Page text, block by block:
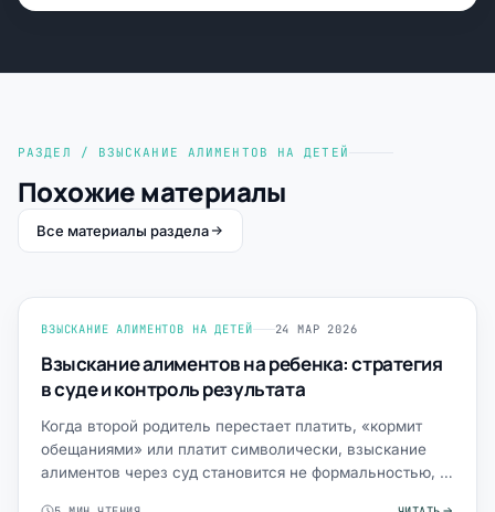
РАЗДЕЛ / ВЗЫСКАНИЕ АЛИМЕНТОВ НА ДЕТЕЙ
Похожие материалы
Все материалы раздела
ВЗЫСКАНИЕ АЛИМЕНТОВ НА ДЕТЕЙ 24 МАР 2026
Взыскание алиментов на ребенка: стратегия
в суде и контроль результата
Когда второй родитель перестает платить, «кормит
обещаниями» или платит символически, взыскание
алиментов через суд становится не формальностью, а